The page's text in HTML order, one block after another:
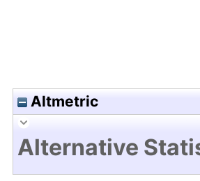
Altmetric
Alternative